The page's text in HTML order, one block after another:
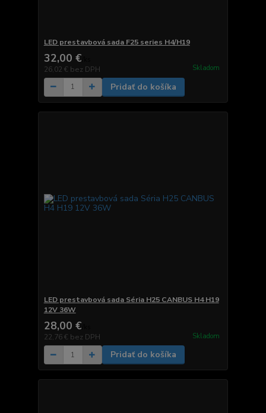
LED prestavbová sada F25 series H4/H19
32,00 €
26,02 € bez DPH Skladom
Pridať do košíka
LED prestavbová sada Séria H25 CANBUS H4 H19
12V 36W
28,00 €
22,76 € bez DPH Skladom
Pridať do košíka